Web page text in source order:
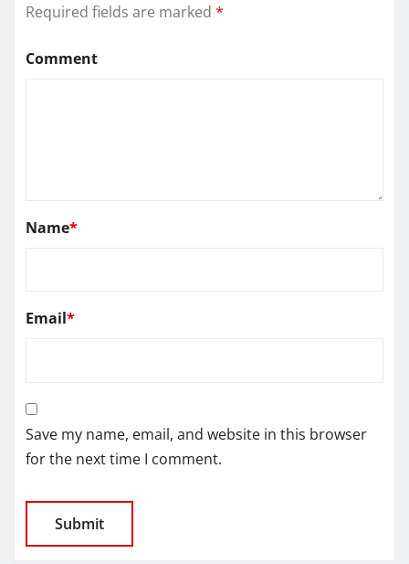
Required fields are marked *
Comment
Name*
Email*
Save my name, email, and website in this browser
for the next time I comment.